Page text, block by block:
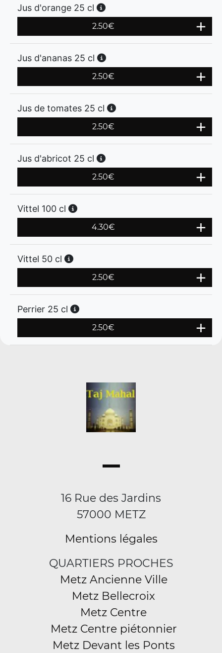
Jus d'orange 25 cl
2.50€
Jus d'ananas 25 cl
2.50€
Jus de tomates 25 cl
2.50€
Jus d'abricot 25 cl
2.50€
Vittel 100 cl
4.30€
Vittel 50 cl
2.50€
Perrier 25 cl
2.50€
16 Rue des Jardins
57000 METZ
Mentions légales
QUARTIERS PROCHES
Metz Ancienne Ville
Metz Bellecroix
Metz Centre
Metz Centre piétonnier
Metz Devant les Ponts